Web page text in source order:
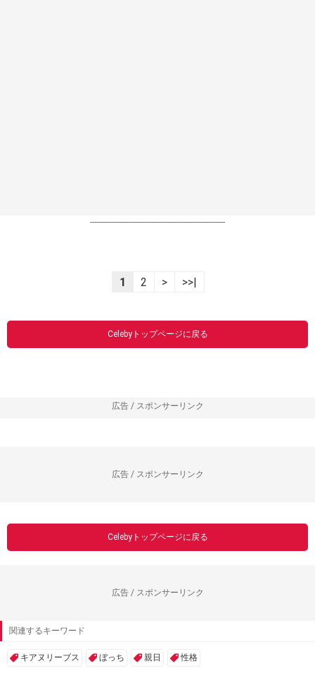
----------------------------------------------------------------
1 2 > >>|
Celebyトップページに戻る
広告 / スポンサーリンク
広告 / スポンサーリンク
Celebyトップページに戻る
広告 / スポンサーリンク
関連するキーワード
キアヌリーブス ぼっち 親日 性格